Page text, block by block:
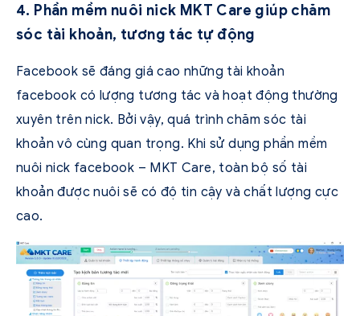
4. Phần mềm nuôi nick MKT Care giúp chăm
sóc tài khoản, tương tác tự động
Facebook sẽ đáng giá cao những tài khoản
facebook có lượng tương tác và hoạt động thường
xuyên trên nick. Bởi vậy, quá trình chăm sóc tài
khoản vô cùng quan trọng. Khi sử dụng phần mềm
nuôi nick facebook – MKT Care, toàn bộ số tài
khoản được nuôi sẽ có độ tin cậy và chất lượng cực
cao.